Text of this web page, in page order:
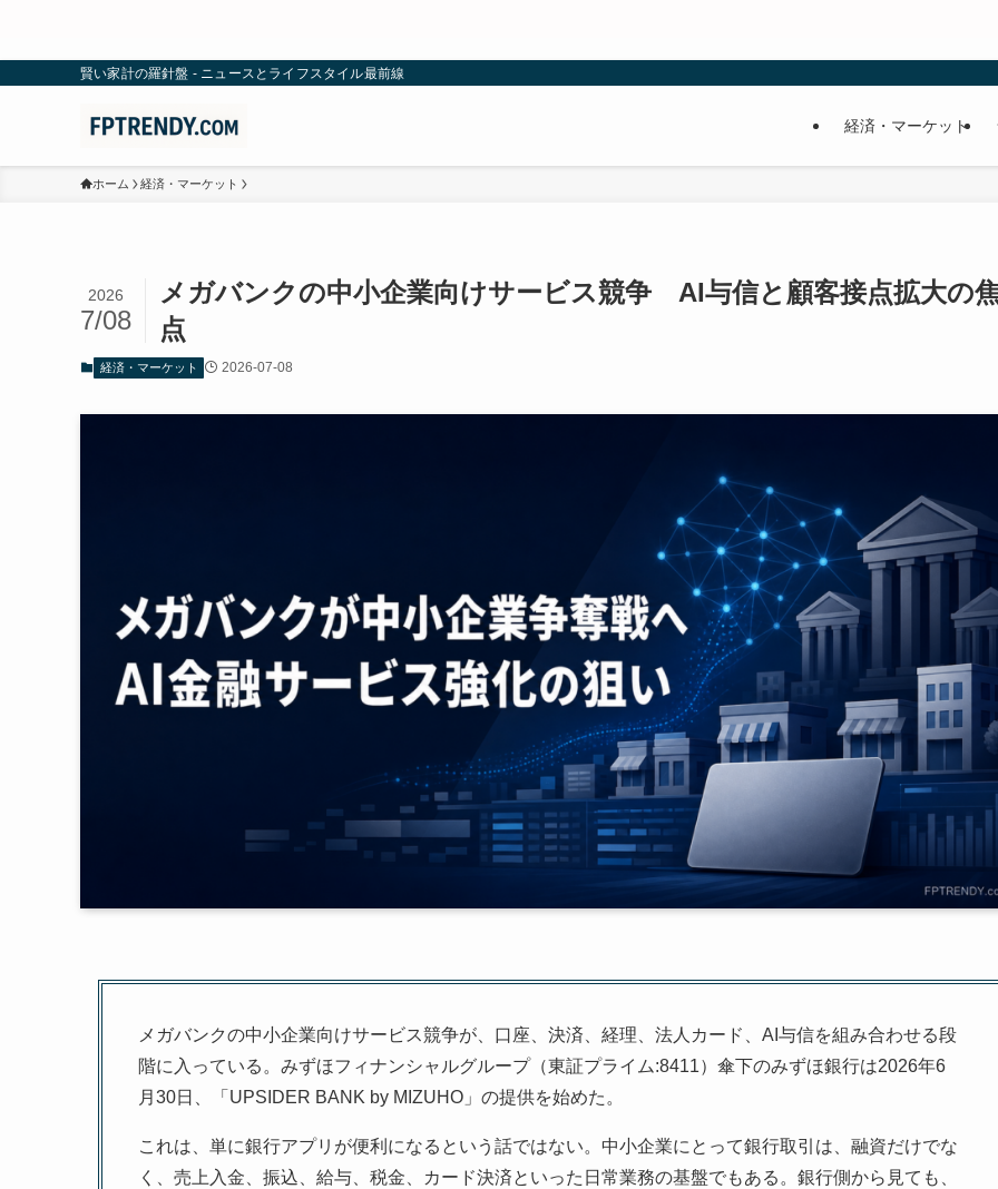
賢い家計の羅針盤 - ニュースとライフスタイル最前線
経済・マーケット
ホーム 経済・マーケット
メガバンクの中小企業向けサービス競争 AI与信と顧客接点拡大の
点
2026
7/08
経済・マーケット 2026-07-08
メガバンクの中小企業向けサービス競争が、口座、決済、経理、法人カード、AI与信を組み合わせる段
階に入っている。みずほフィナンシャルグループ（東証プライム:8411）傘下のみずほ銀行は2026年6
月30日、「UPSIDER BANK by MIZUHO」の提供を始めた。
これは、単に銀行アプリが便利になるという話ではない。中小企業にとって銀行取引は、融資だけでな
く、売上入金、振込、給与、税金、カード決済といった日常業務の基盤でもある。銀行側から見ても、